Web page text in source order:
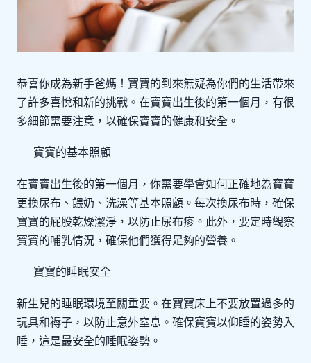
恭喜你成為新手爸媽！寶寶的到來無疑為你們的生活帶來
了許多喜悅和新的挑戰。在寶寶出生後的第一個月，有很
多細節需要注意，以確保寶寶的健康和安全。
寶寶的基本照顧
在寶寶出生後的第一個月，你需要學會如何正確地為寶寶
更換尿布、餵奶、洗澡等基本照顧。每次換尿布時，確保
寶寶的屁股乾燥潔淨，以防止尿布疹。此外，要定時觀察
寶寶的哺乳情況，確保他們獲得足夠的營養。
寶寶的睡眠安全
新生兒的睡眠環境至關重要。在寶寶床上不要放置過多的
玩具和褥子，以防止意外窒息。確保寶寶以仰睡的姿勢入
睡，這是最安全的睡眠姿勢。